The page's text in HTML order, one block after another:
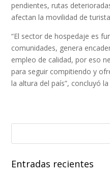
pendientes, rutas
afectan la movilidad de
“El sector de hospedaje es
comunidades, genera
empleo de calidad, por eso
para seguir compitiendo y
la altura del país”, concluyó
Entradas recientes